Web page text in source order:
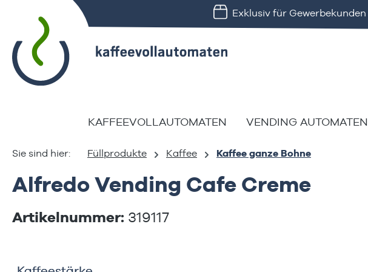
Zur Hauptnavigation springen Exklusiv für Gewerbekunden
KAFFEEVOLLAUTOMATEN VENDING AUTOMATEN
Füllprodukte Kaffee Kaffee ganze Bohne
Alfredo Vending Cafe Creme
Artikelnummer: 319117